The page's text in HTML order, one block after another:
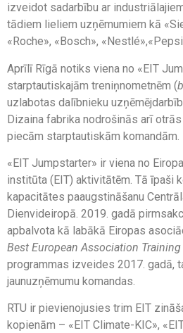
izveidot sadarbību ar
tādiem lieliem uzņēmumiem kā
«Roche», «Bosch»,
Aprīlī Rīgā notiks viena no «EIT
starptautiskajām treniņnometnēm (
uzlabotas dalībnieku
Dizaina fabrika nodrošinās arī
piecām starptautiskām komandām.
«EIT Jumpstarter» ir viena no
institūta (EIT) aktivitātēm. Tā īpaši
kapacitātes paaugstināšanu
Dienvideiropā. 2019. gadā
apbalvota kā labākā Eiropas
Best European Association
programmas izveides 2017. gadā,
jaunuzņēmumu komandas.
RTU ir pievienojusies trim EIT
kopienām – «EIT Climate-KIC»,